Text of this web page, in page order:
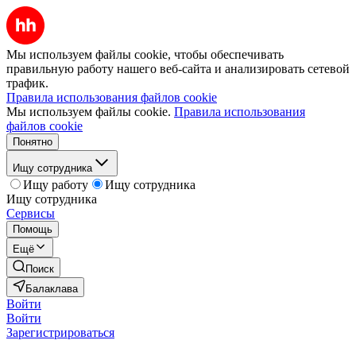
Мы используем файлы cookie, чтобы обеспечивать
правильную работу нашего веб-сайта и анализировать сетевой
трафик.
Правила использования файлов cookie
Мы используем файлы cookie. Правила использования
файлов cookie
Понятно
Ищу сотрудника
Ищу работу
Ищу сотрудника
Ищу сотрудника
Сервисы
Помощь
Ещё
Поиск
Балаклава
Войти
Войти
Зарегистрироваться